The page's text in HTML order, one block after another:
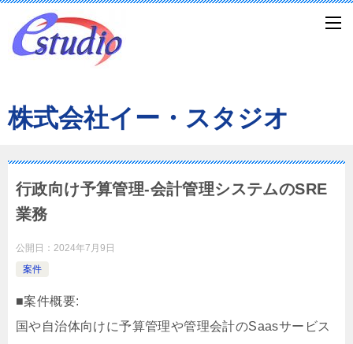
株式会社イー・スタジオ
行政向け予算管理-会計管理システムのSRE
業務
公開日： 2024年7月9日
案件
■案件概要:
国や自治体向けに予算管理や管理会計のSaasサービス